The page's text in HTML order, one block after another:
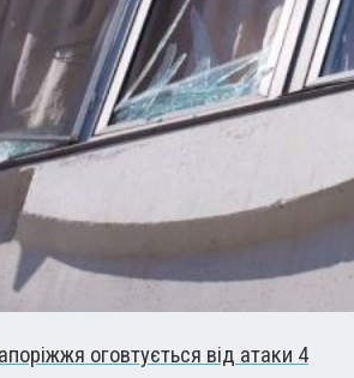
оговтується від атаки 4